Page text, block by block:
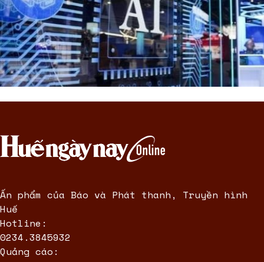
Ấn phẩm của Báo và Phát thanh, Truyền hình
Huế
Hotline:
0234.3845932
Quảng cáo: